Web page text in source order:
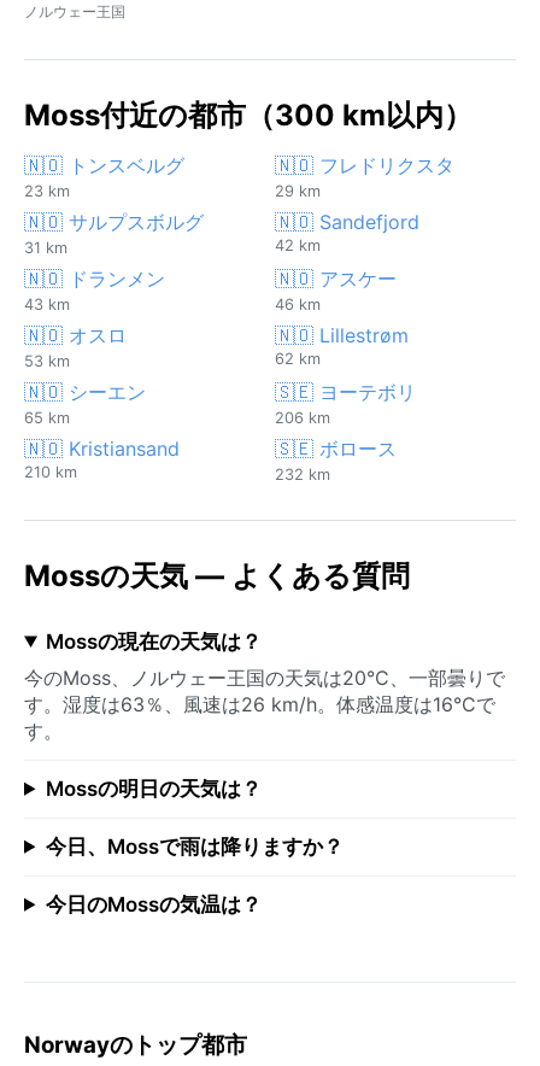
ノルウェー王国
Moss付近の都市（300 km以内）
🇳🇴 トンスベルグ
23 km
🇳🇴 フレドリクスタ
29 km
🇳🇴 サルプスボルグ
31 km
🇳🇴 Sandefjord
42 km
🇳🇴 ドランメン
43 km
🇳🇴 アスケー
46 km
🇳🇴 オスロ
53 km
🇳🇴 Lillestrøm
62 km
🇳🇴 シーエン
65 km
🇸🇪 ヨーテボリ
206 km
🇳🇴 Kristiansand
210 km
🇸🇪 ボロース
232 km
Mossの天気 — よくある質問
Mossの現在の天気は？
今のMoss、ノルウェー王国の天気は20°C、一部曇りで
す。湿度は63％、風速は26 km/h。体感温度は16°Cで
す。
Mossの明日の天気は？
今日、Mossで雨は降りますか？
今日のMossの気温は？
Norwayのトップ都市